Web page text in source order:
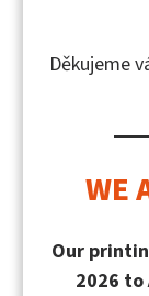
of
Autor publikace:
Daňová,
Zobrazeno
Děkujeme
WE
Our
2026 to